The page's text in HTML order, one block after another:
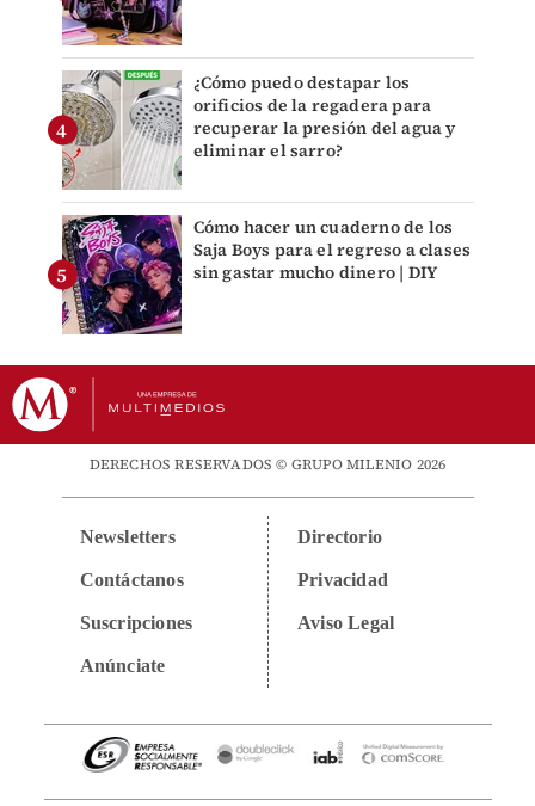
¿Cómo puedo destapar los
orificios de la regadera para
recuperar la presión del agua y
eliminar el sarro?
Cómo hacer un cuaderno de los
Saja Boys para el regreso a clases
sin gastar mucho dinero | DIY
DERECHOS RESERVADOS © GRUPO MILENIO 2026
Newsletters
Contáctanos
Suscripciones
Anúnciate
Directorio
Privacidad
Aviso Legal